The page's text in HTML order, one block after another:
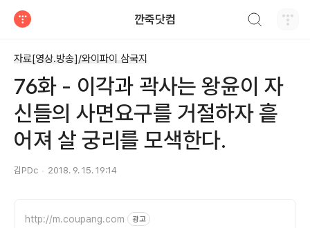
깐죽닷컴
자료[영상.방송]/와이파이 삼국지
76화 - 이각과 곽사는 왕윤이 자
신들의 사면요구를 거절하자 흩
어져 살 궁리를 모색한다.
김PDc 2018. 9. 15. 19:14
http://m.coupang.com 광고